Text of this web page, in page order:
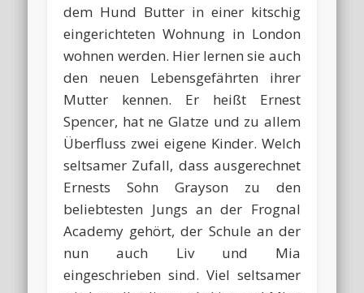
dem Hund Butter in einer kitschig
eingerichteten Wohnung in London
wohnen werden. Hier lernen sie auch
den neuen Lebensgefährten ihrer
Mutter kennen. Er heißt Ernest
Spencer, hat ne Glatze und zu allem
Überfluss zwei eigene Kinder. Welch
seltsamer Zufall, dass ausgerechnet
Ernests Sohn Grayson zu den
beliebtesten Jungs an der Frognal
Academy gehört, der Schule an der
nun auch Liv und Mia
eingeschrieben sind. Viel seltsamer